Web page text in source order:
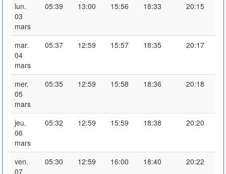
lun.
03
mars
05:39 13:00 15:56 18:33 20:15
mar.
04
mars
05:37 12:59 15:57 18:35 20:17
mer.
05
mars
05:35 12:59 15:58 18:36 20:18
jeu.
06
mars
05:32 12:59 15:59 18:38 20:20
ven.
07
05:30 12:59 16:00 18:40 20:22